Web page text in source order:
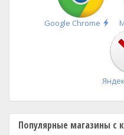
Google Chrome
Популярные магазины с